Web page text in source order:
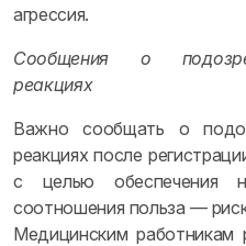
агрессия.
Сообщения о
реакциях
Важно сообщать о
реакциях после
с целью обеспечения
соотношения польза —
Медицинским работникам